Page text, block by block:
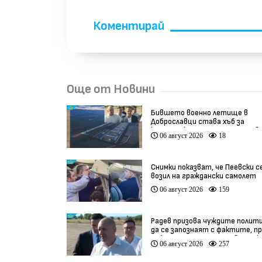
Коментирай
Още от Новини
Бившето военно летище в
Доброславци става хъб за
космически технологии и
(видео)
06 август 2026 18
Снимки показват, че Пеевски
возил на граждански самолет
06 август 2026 159
Радев призова чуждите
да се запознаят с фактите,
да коментират случая в Банско
(видео)
06 август 2026 257